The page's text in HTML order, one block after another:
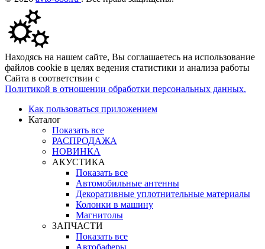
Находясь на нашем сайте, Вы соглашаетесь на использование
файлов cookie в целях ведения статистики и анализа работы
Сайта в соответствии с
Политикой в отношении обработки персональных данных.
Как пользоваться приложением
Каталог
Показать все
РАСПРОДАЖА
НОВИНКА
АКУСТИКА
Показать все
Автомобильные антенны
Декоративные уплотнительные материалы
Колонки в машину
Магнитолы
ЗАПЧАСТИ
Показать все